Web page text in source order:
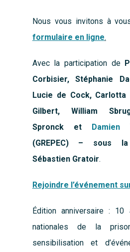
Nous vous invitons à
formulaire en ligne.
Avec la participation de
Corbisier, Stéphanie
Lucie de Cock,
Gilbert, William
Spronck et
Damien
(GREPEC) – sous
Sébastien Gratoir.
Rejoindre l’événement
Édition anniversaire : 10
nationales de la
sensibilisation et